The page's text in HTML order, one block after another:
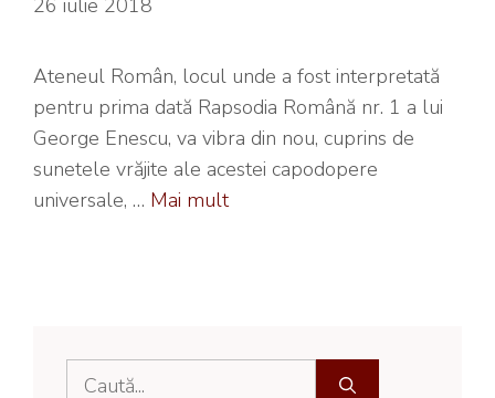
26 iulie 2018
Ateneul Român, locul unde a fost interpretată
pentru prima dată Rapsodia Română nr. 1 a lui
George Enescu, va vibra din nou, cuprins de
sunetele vrăjite ale acestei capodopere
universale, … Mai mult
Caută